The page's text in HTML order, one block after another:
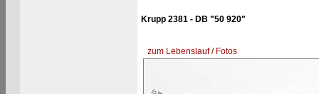
Krupp 2381 - DB "50 920"
zum Lebenslauf / Fotos